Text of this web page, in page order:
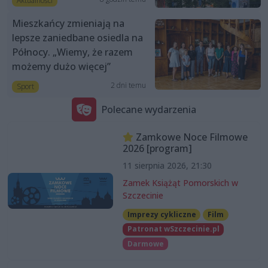
Mieszkańcy zmieniają na
lepsze zaniedbane osiedla na
Północy. „Wiemy, że razem
możemy dużo więcej”
Sport 2 dni temu
Polecane wydarzenia
Zamkowe Noce Filmowe
2026 [program]
11 sierpnia 2026, 21:30
Zamek Książąt Pomorskich w
Szczecinie
Imprezy cykliczne
Film
Patronat wSzczecinie.pl
Darmowe